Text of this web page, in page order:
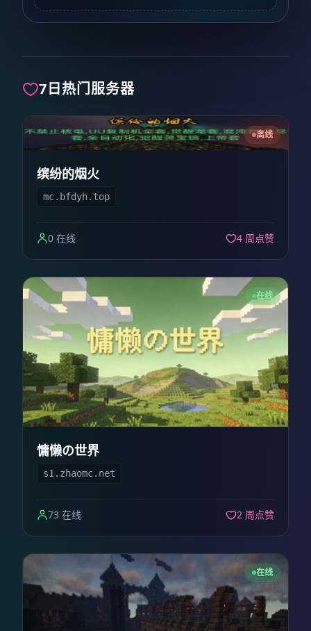
7日热门服务器
离线
缤纷的烟火
mc.bfdyh.top
0 在线 4 周点赞
在线
慵懒の世界
s1.zhaomc.net
73 在线 2 周点赞
在线